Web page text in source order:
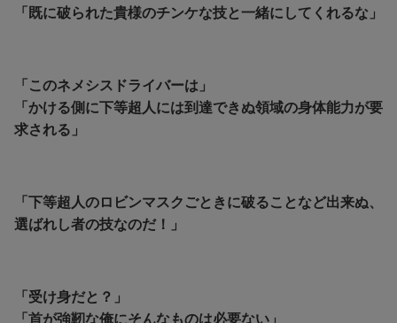
「既に破られた貴様のチンケな技と一緒にしてくれるな」
「このネメシスドライバーは」
「かける側に下等超人には到達できぬ領域の身体能力が要
求される」
「下等超人のロビンマスクごときに破ることなど出来ぬ、
選ばれし者の技なのだ！」
「受け身だと？」
「首が強靭な俺にそんなものは必要ない」